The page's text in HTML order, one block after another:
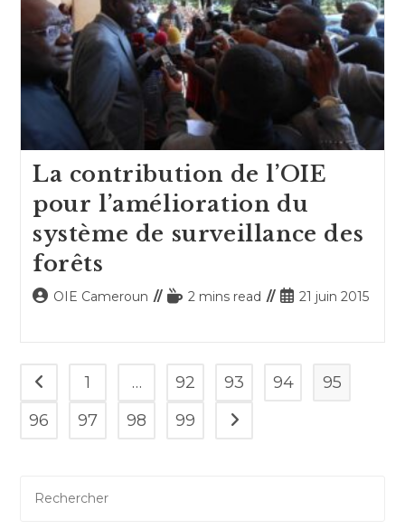
La contribution de l’OIE
pour l’amélioration du
système de surveillance des
forêts
Auteur/autrice
OIE Cameroun
Temps2 mins read
Publication
21 juin 2015
Go to the previous page
1 … 92 93 94
95
96
97 98 99 Aller à la page suivante